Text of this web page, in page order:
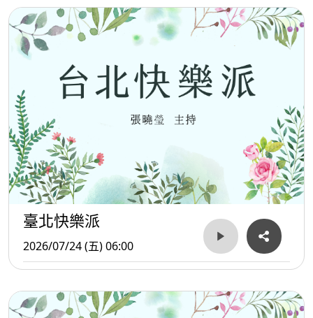
臺北快樂派
2026/07/24 (五) 06:00